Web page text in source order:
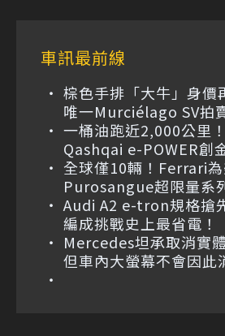
車訊最前線
棕色手排「大牛」身價
唯一Murciélago SV拍
一桶油跑近2,000公里
Qashqai e-POWER創
全球僅10輛！Ferrari
Purosangue超限量系
Audi A2 e-tron規格搶
編成挑戰史上最省電！
Mercedes坦承取消實
但車內大螢幕不會因此